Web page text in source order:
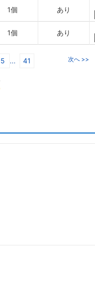
1個 あり
1個 あり
5 ... 41 次へ >>